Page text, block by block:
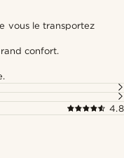
vous le transportez
confort.
4.8